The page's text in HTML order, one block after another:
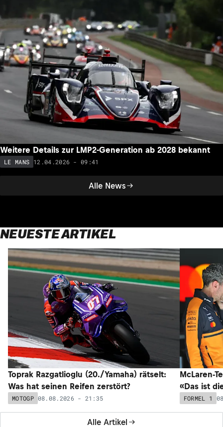
Alle News
Weitere Details zur LMP2-Generation ab 2028 bekannt
LE MANS 12.04.2026 - 09:41
NEUESTE ARTIKEL
Alle Artikel
Toprak Razgatlioglu (20./Yamaha) rätselt:
Was hat seinen Reifen zerstört?
MOTOGP 08.08.2026 - 21:35
McLaren-
«Das ist
FORMEL 1